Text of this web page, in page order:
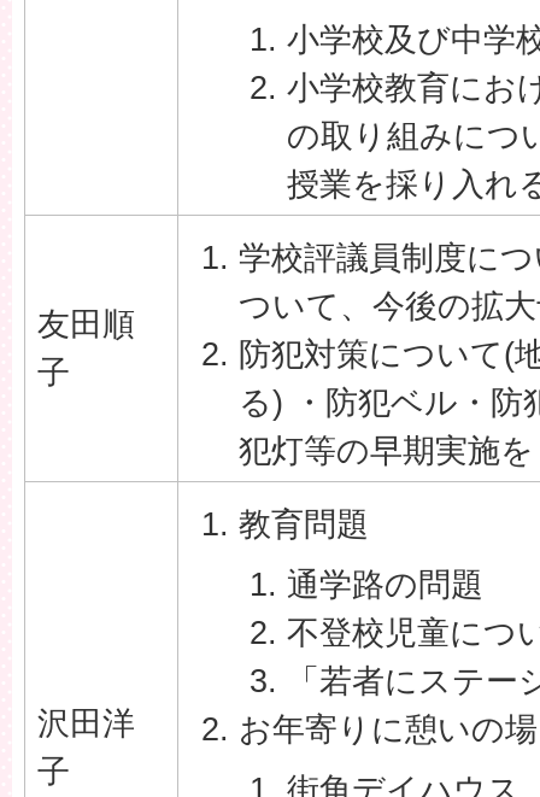
小学校及び中学
小学校教育にお
の取り組みにつ
授業を採り入れ
友田順
子
学校評議員制度に
ついて、今後の拡
防犯対策について(
る) ・防犯ベル・防
犯灯等の早期実施を
沢田洋
子
教育問題
通学路の問題
不登校児童につ
「若者にステ
お年寄りに憩いの
街角デイハウス